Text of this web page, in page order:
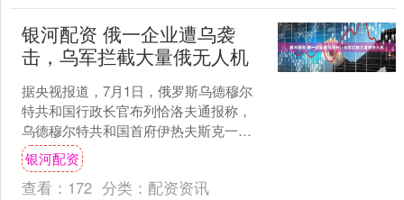
银河配资 俄一企业遭乌袭
击，乌军拦截大量俄无人机
据央视报道，7月1日，俄罗斯乌德穆尔
特共和国行政长官布列恰洛夫通报称，
乌德穆尔特共和国首府伊热夫斯克一家
企业遭到乌克兰无人机袭击，造成3人死
亡，35人受伤。乌方....
银河配资
查看： 172 分类： 配资资讯